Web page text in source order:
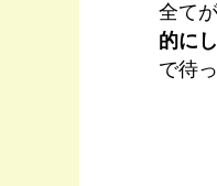
全て
的に
で待